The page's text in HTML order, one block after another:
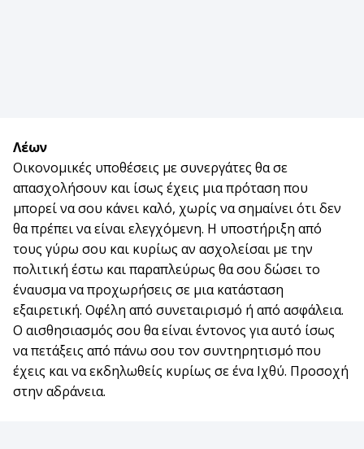
Λέων
Οικονομικές υποθέσεις με συνεργάτες θα σε
απασχολήσουν και ίσως έχεις μια πρόταση που
μπορεί να σου κάνει καλό, χωρίς να σημαίνει ότι δεν
θα πρέπει να είναι ελεγχόμενη. Η υποστήριξη από
τους γύρω σου και κυρίως αν ασχολείσαι με την
πολιτική έστω και παραπλεύρως θα σου δώσει το
έναυσμα να προχωρήσεις σε μια κατάσταση
εξαιρετική. Οφέλη από συνεταιρισμό ή από ασφάλεια.
Ο αισθησιασμός σου θα είναι έντονος για αυτό ίσως
να πετάξεις από πάνω σου τον συντηρητισμό που
έχεις και να εκδηλωθείς κυρίως σε ένα Ιχθύ. Προσοχή
στην αδράνεια.